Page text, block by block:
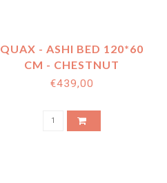
QUAX - ASHI BED 120*60
CM - CHESTNUT
€439,00